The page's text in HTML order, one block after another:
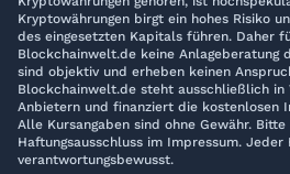
Kryptowährungen birgt ein hohes Risiko
des eingesetzten Kapitals führen. Daher
Blockchainwelt.de keine Anlageberatung
sind objektiv und erheben keinen
Blockchainwelt.de steht ausschließlich
Anbietern und finanziert die kostenlosen
Alle Kursangaben sind ohne Gewähr.
Haftungsausschluss im Impressum.
verantwortungsbewusst.